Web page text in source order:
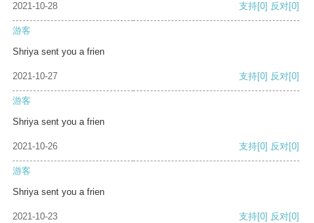
2021-10-28 支持[0] 反对[0]
游客
Shriya sent you a frien
2021-10-27 支持[0] 反对[0]
游客
Shriya sent you a frien
2021-10-26 支持[0] 反对[0]
游客
Shriya sent you a frien
2021-10-23 支持[0] 反对[0]